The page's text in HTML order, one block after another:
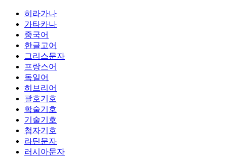
히라가나
가타카나
중국어
한글고어
그리스문자
프랑스어
독일어
히브리어
괄호기호
학술기호
기술기호
첨자기호
라틴문자
러시아문자